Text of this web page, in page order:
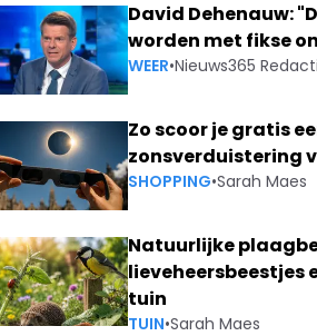
David Dehenauw:
worden met fikse
WEER•Nieuws365
Zo scoor je gratis
zonsverduistering
SHOPPING•Sarah Maes
Natuurlijke
lieveheersbeestjes
tuin
TUIN•Sarah Maes